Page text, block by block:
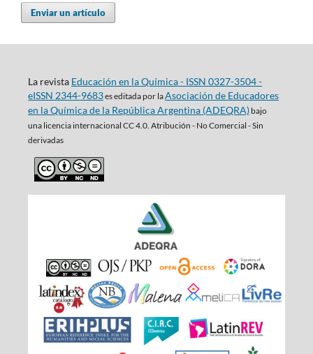
Enviar un artículo
La revista Educación en la Química - ISSN 0327-3504 -
eISSN 2344-9683es editada por laAsociación de Educadores
en la Química de la República Argentina (ADEQRA)bajo
una licencia internacional CC 4.0. Atribución - No Comercial - Sin
derivadas